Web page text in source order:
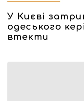
У Києві
одеського
втекти